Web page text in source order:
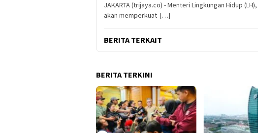
JAKARTA (trijaya.co) - Menteri Lingkungan Hidup
akan memperkuat […]
BERITA TERKAIT
BERITA TERKINI